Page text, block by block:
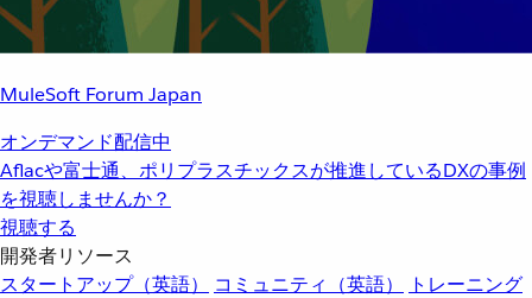
MuleSoft Forum Japan
オンデマンド配信中
Aflacや富士通、ポリプラスチックスが推進しているDXの事例
を視聴しませんか？
視聴する
開発者リソース
スタートアップ（英語）
コミュニティ（英語）
トレーニング